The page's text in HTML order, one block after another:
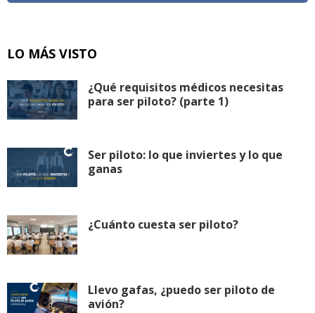
LO MÁS VISTO
¿Qué requisitos médicos necesitas
para ser piloto? (parte 1)
Ser piloto: lo que inviertes y lo que
ganas
¿Cuánto cuesta ser piloto?
Llevo gafas, ¿puedo ser piloto de
avión?